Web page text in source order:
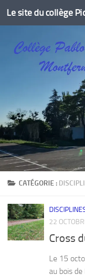
Skip to content
Le site du collège
CATÉGORIE :
22
Cross
Le 15
au bois